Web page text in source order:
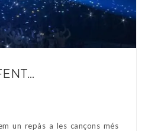
un repàs a les cançons més